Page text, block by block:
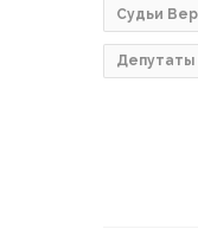
Судьи
Депутаты